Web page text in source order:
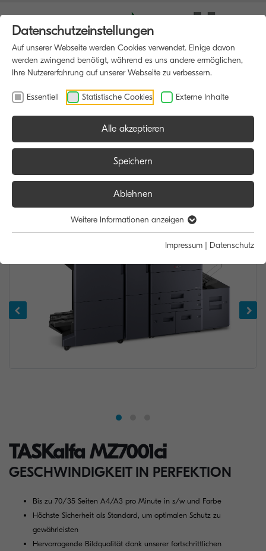
TASKalfa MZ7001ci
GESCHWINDIGKEIT IN PERFEKTION
Bis zu 70/35 Seiten A4/A3 pro Minute in s/w und Farbe
Höchste Sicherheit als Standard, um optimalen Schutz zu
gewährleisten
Hervorragende Bildqualität dank unserer fortschrittlichen
Datenschutzeinstellungen
Auf unserer Webseite werden Cookies verwendet. Einige davon
werden zwingend benötigt, während es uns andere ermöglichen,
Ihre Nutzererfahrung auf unserer Webseite zu verbessern.
Essentiell Statistische Cookies Externe Inhalte
Alle akzeptieren
Speichern
Ablehnen
Weitere Informationen anzeigen
Impressum | Datenschutz